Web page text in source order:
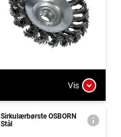
Vis
Sirkulærbørste OSBORN
Stål